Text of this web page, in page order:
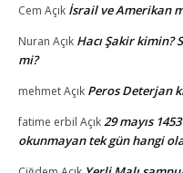
Cem Açık İsrail ve Amerikan
Nuran Açık Hacı Şakir kimin?
mi?
mehmetAçık Peros Deterjan
fatime erbil Açık29 mayıs
okunmayan tek gün hangi